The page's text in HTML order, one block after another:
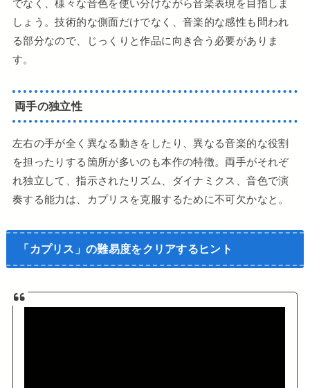
でなく、様々な音色を使い分けながら音楽表現を目指しま
しょう。技術的な側面だけでなく、音楽的な感性も問われ
る部分なので、じっくりと作品に向き合う必要がありま
す。
両手の独立性
左右の手が全く異なる動きをしたり、異なる音楽的な役割
を担ったりする箇所が多いのも本作の特徴。両手がそれぞ
れ独立して、指示されたリズム、ダイナミクス、音色で演
奏する能力は、カプリスを克服するために不可欠かなと。
「カプリス」の難易度をクリアするヒント